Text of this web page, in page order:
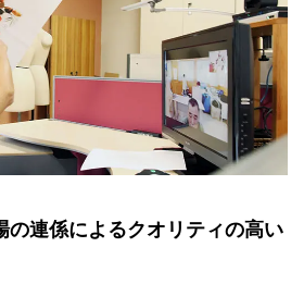
の連係によるクオリティの高い